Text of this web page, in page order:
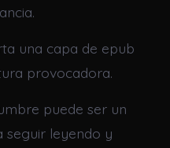
una capa de epub
provocadora.
puede ser un
seguir leyendo y